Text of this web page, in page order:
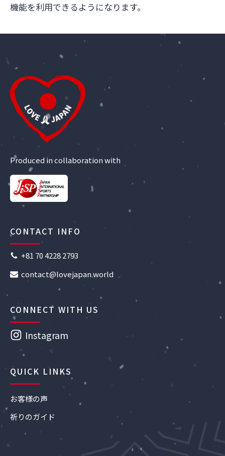
機能を利用できるようになります。
Produced in collaboration with
CONTACT INFO
+81 70 4228 2793
contact@lovejapan.world
CONNECT WITH US
Instagram
QUICK LINKS
お客様の声
祈りのガイド